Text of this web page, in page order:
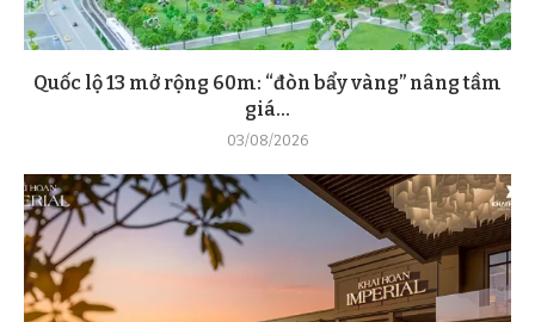
Quốc lộ 13 mở rộng 60m: “đòn bẩy vàng” nâng tầm
giá...
03/08/2026